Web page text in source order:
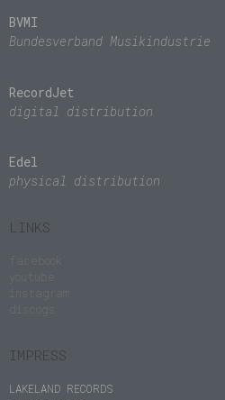
BVMI
Bundesverband Musikindustrie
RecordJet
digital distribution
Edel
physical distribution
LINKS
facebook
youtube
instagram
discogs
IMPRESS
LAKELAND RECORDS